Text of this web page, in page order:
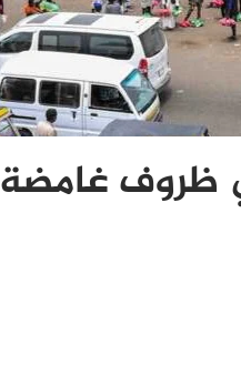
ظروف غامضة